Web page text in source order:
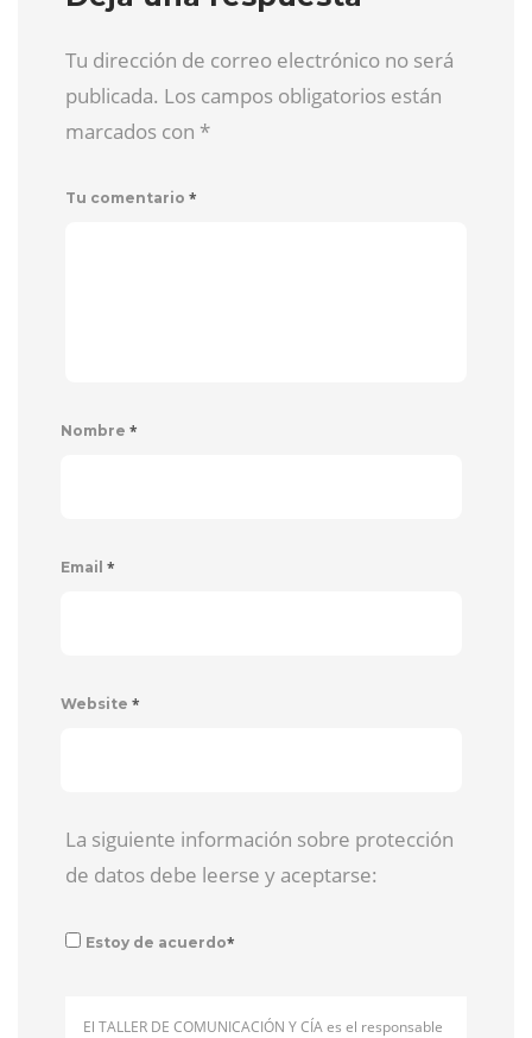
Tu dirección de correo electrónico no será
publicada. Los campos obligatorios están
marcados con *
Tu comentario *
Nombre *
Email *
Website *
La siguiente información sobre protección
de datos debe leerse y aceptarse:
Estoy de acuerdo*
El TALLER DE COMUNICACIÓN Y CÍA es el responsable